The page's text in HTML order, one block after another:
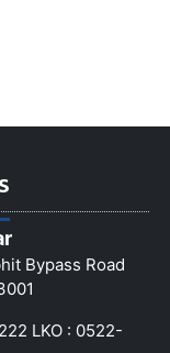
Bypass Road
LKO : 0522-